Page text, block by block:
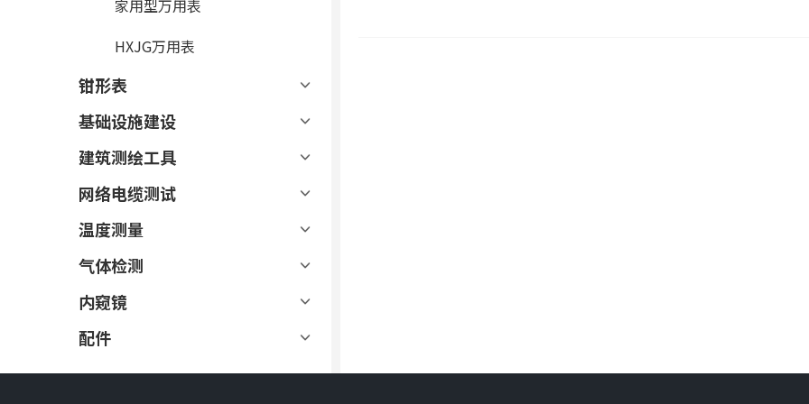
家用型万用表
HXJG万用表
钳形表
基础设施建设
建筑测绘工具
网络电缆测试
温度测量
气体检测
内窥镜
配件